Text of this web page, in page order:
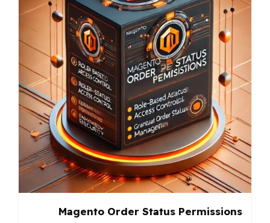
Magento Order Status Permissions